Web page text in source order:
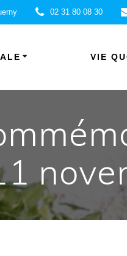
02 31 80 08 30
VIE